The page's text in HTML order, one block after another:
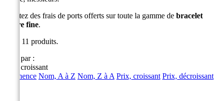
Profitez des frais de ports offerts sur toute la gamme de bracelet
pierre fine.
Il y a 11 produits.
Trier par :
Prix, croissant
Pertinence Nom, A à Z Nom, Z à A Prix, croissant Prix, décroissant